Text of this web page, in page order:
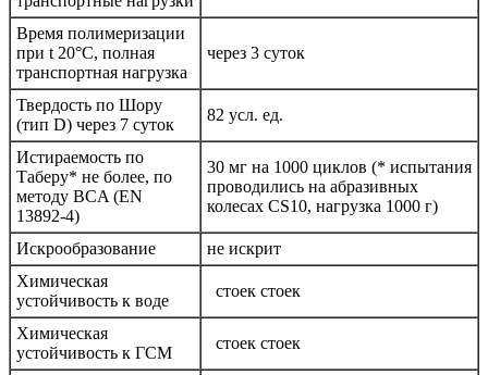
Время полимеризации
при t 20°C, полная
транспортная нагрузка
через 3 суток
Твердость по Шору
(тип D) через 7 суток
82 усл. ед.
Истираемость по
Таберу* не более, по
методу BCA (EN
13892-4)
30 мг на 1000 циклов (* испытания
проводились на абразивных
колесах CS10, нагрузка 1000 г)
Искрообразование
не искрит
Химическая
устойчивость к воде
стоек стоек
Химическая
устойчивость к ГСМ
стоек стоек